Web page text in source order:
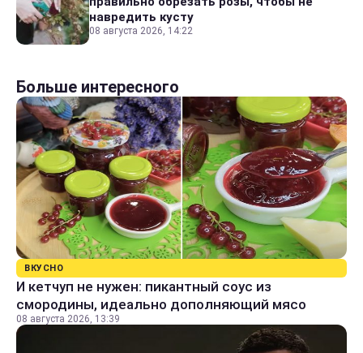
навредить кусту
08 августа 2026, 14:22
Больше интересного
ВКУСНО
И кетчуп не нужен: пикантный соус из
смородины, идеально дополняющий мясо
08 августа 2026, 13:39